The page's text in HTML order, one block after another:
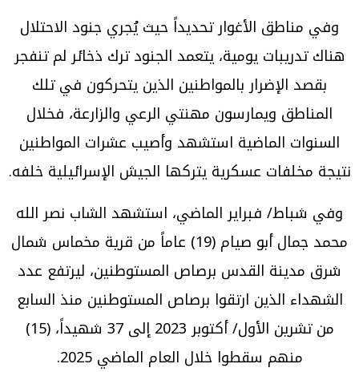
وفي مناطق الأغوار تحديداً حيث يُجري جنود الاحتلال
هناك تدريبات يومية، يتعمد الجنود ترك ذخائر لم تنفجر
بقصد الإضرار بالمواطنين الذين يتحركون في تلك
المناطق ويمارسون مهنتي الرعي والزارعة، فخلال
السنوات الماضية استشهد وأصيب عشرات المواطنين
نتيجة مخلفات عسكرية يتركها الجيش الإسرائيلية خلفه.
وفي شباط/ فبراير الماضي، استشهد الشاب نصر الله
محمد جمال أبو صيام (19) عاماً من قرية مخماس شمال
شرق مدينة القدس برصاص المستوطنين، ليرتفع عدد
الشهداء الذين ارتقوا برصاص المستوطنين منذ السابع
من تشرين الأول/ أكتوبر 2023 إلى 37 شهيداً، (15)
منهم سقطوا خلال العام الماضي 2025.